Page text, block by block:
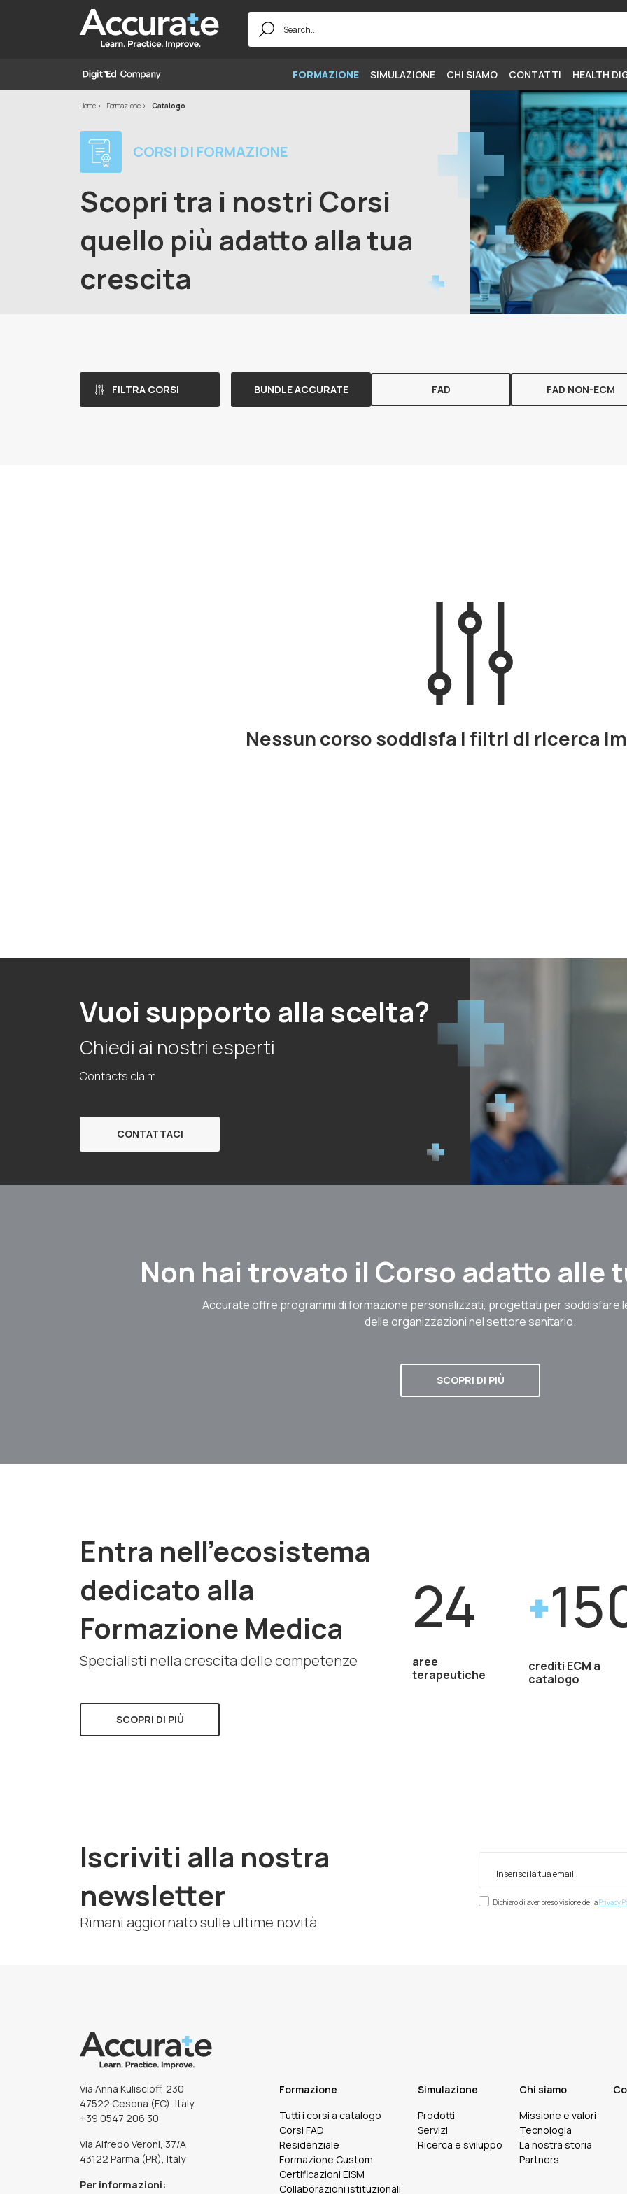
Search
for:
FORMAZIONE SIMULAZIONE CHI SIAMO CONTATTI HEALTH
Home Formazione Catalogo
CORSI DI FORMAZIONE
Scopri tra i nostri Corsi
quello più adatto alla tua
crescita
FILTRA CORSI BUNDLE ACCURATE FAD FAD NON-ECM
Nessun corso soddisfa i filtri di ricerca
Vuoi supporto alla scelta?
Chiedi ai nostri esperti
Contacts claim
CONTATTACI
Non hai trovato il Corso adatto alle
Accurate offre programmi di formazione personalizzati, progettati per soddisfare
delle organizzazioni nel settore sanitario.
SCOPRI DI PIÙ
Entra nell'ecosistema
dedicato alla
Formazione Medica
Specialisti nella crescita delle competenze
SCOPRI DI PIÙ
24
aree
terapeutiche
crediti ECM a
catalogo
Iscriviti alla nostra
newsletter
Rimani aggiornato sulle ultime novità
Dichiaro di aver preso visione dellaPrivacy
Via Anna Kuliscioff, 230
47522 Cesena (FC), Italy
+39 0547 206 30
Via Alfredo Veroni, 37/A
43122 Parma (PR), Italy
Per informazioni:
Formazione
Tutti i corsi a catalogo
Corsi FAD
Residenziale
Formazione Custom
Certificazioni EISM
Collaborazioni istituzionali
Simulazione
Prodotti
Servizi
Ricerca e sviluppo
Chi siamo
Missione e valori
Tecnologia
La nostra storia
Partners